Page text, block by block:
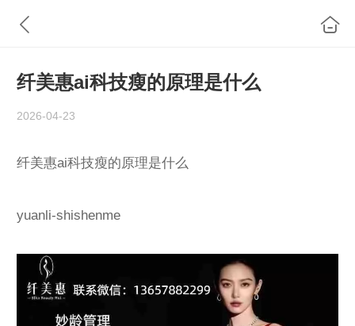
纤美惠ai科技瘦的原理是什么
2026-04-23
纤美惠ai科技瘦的原理是什么
yuanli-shishenme